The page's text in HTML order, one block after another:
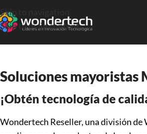
Skip to navigation
Skip to main content
Soluciones mayoristas
¡Obtén tecnología de
Wondertech Reseller, una división de